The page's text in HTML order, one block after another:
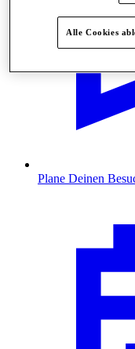
Plane Deinen
Alle Cookies